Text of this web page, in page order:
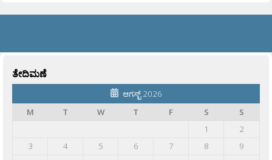
ತೇದಿಮಣೆ
ಆಗಸ್ಟ್ 2026
M
T W T F S
S
1
2
3
4 5 6 7 8
9